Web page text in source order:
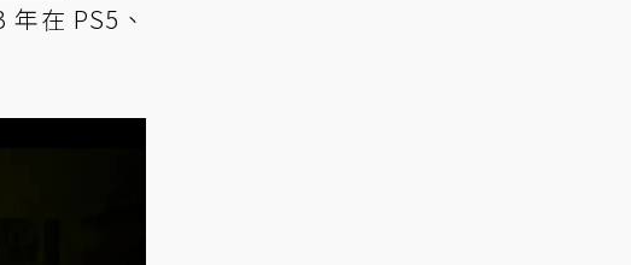
在 PS5、